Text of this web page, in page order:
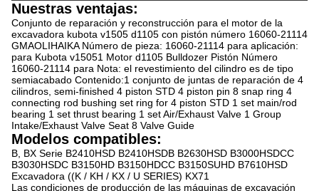
Nuestras ventajas:
Conjunto de reparación y reconstrucción para el motor de la
excavadora kubota v1505 d1105 con pistón número 16060-21114
GMAOLIHAIKA Número de pieza: 16060-21114 para aplicación:
para Kubota v15051 Motor d1105 Bulldozer Pistón Número
16060-21114 para Nota: el revestimiento del cilindro es de tipo
semiacabado Contenido:1 conjunto de juntas de reparación de 4
cilindros, semi-finished 4 piston STD 4 piston pin 8 snap ring 4
connecting rod bushing set ring for 4 piston STD 1 set main/rod
bearing 1 set thrust bearing 1 set Air/Exhaust Valve 1 Group
Intake/Exhaust Valve Seat 8 Valve Guide
Modelos compatibles:
B, BX Serie B2410HSD B2410HSDB B2630HSD B3000HSDCC
B3030HSDC B3150HD B3150HDCC B3150SUHD B7610HSD
Excavadora ((K / KH / KX / U SERIES) KX71
Las condiciones de producción de las máquinas de excavación